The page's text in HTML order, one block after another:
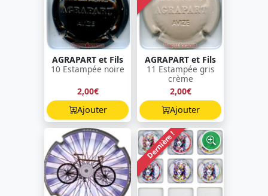
AGRAPART et Fils
10 Estampée noire
2,00€
Ajouter
AGRAPART et Fils
11 Estampée gris
crème
2,00€
Ajouter
Dernière !